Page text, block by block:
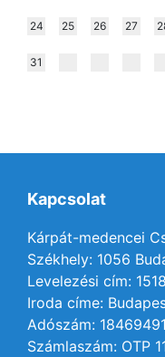
24 25 26 27
31
Kapcsolat
Kárpát-medencei
Székhely: 1056
Levelezési cím:
Iroda címe:
Adószám:
Számlaszám: OTP